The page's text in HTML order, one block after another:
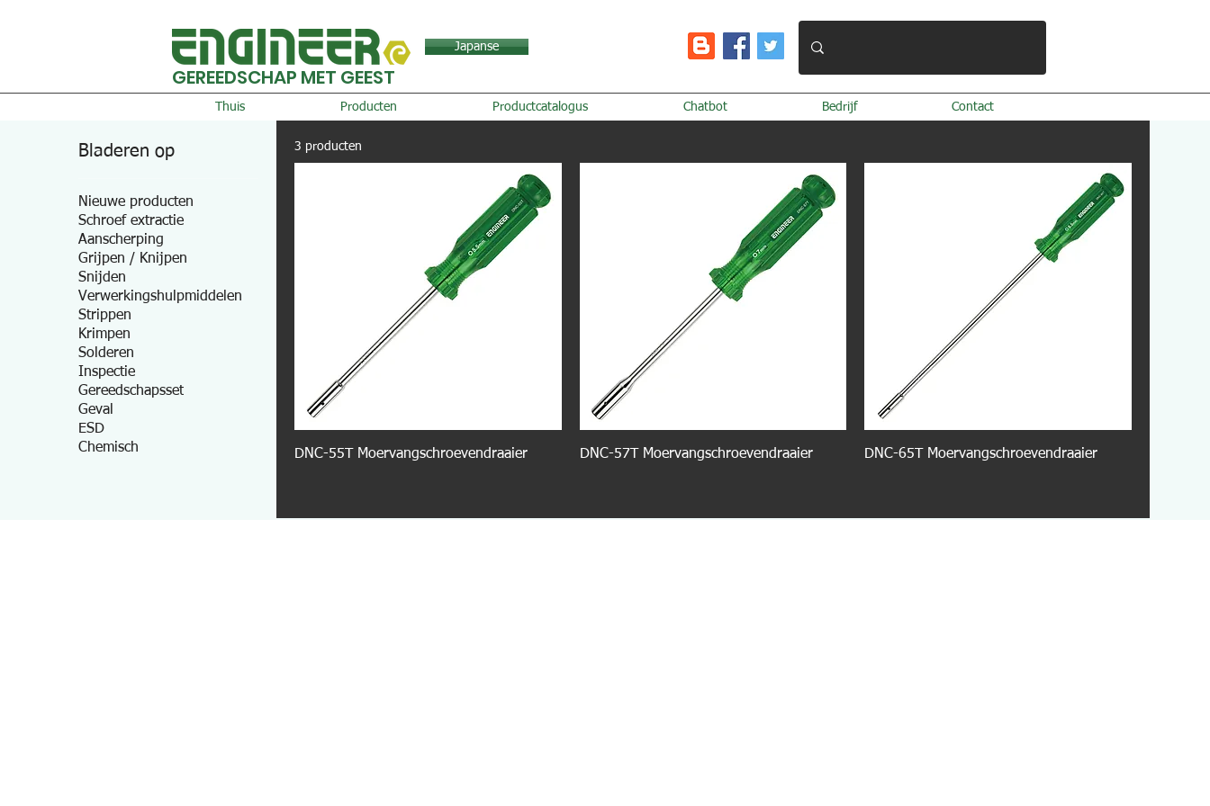
Japanse
GEREEDSCHAP MET GEEST
Thuis Producten Productcatalogus Chatbot Bedrijf Contact
Bladeren op
Nieuwe producten
Schroef extractie
Aanscherping
Grijpen / Knijpen
Snijden
Verwerkingshulpmiddelen
Strippen
Krimpen
Solderen
Inspectie
Gereedschapsset
Geval
ESD
Chemisch
3 producten
DNC-55T Moervangschroevendraaier DNC-57T Moervangschroevendraaier DNC-65T Moervangschroevendraaier